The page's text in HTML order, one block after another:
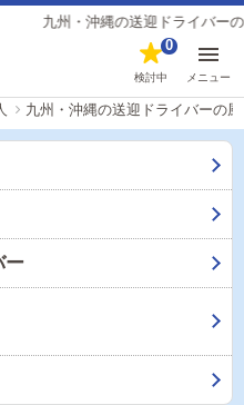
の送迎ドライバーの風俗男性求人（
検討中
0
メニュー
九州・沖縄の送迎ドライバーの
ー